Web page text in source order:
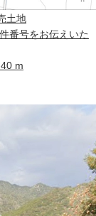
土地
番号をお伝えいた
m